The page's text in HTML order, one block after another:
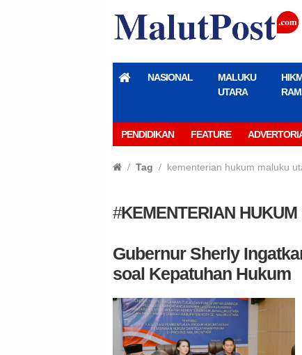
NASIONAL
MALUKU
UTARA
PENDIDIKAN FEATURE
Tag kementerian hukum maluku
#KEMENTERIAN
Gubernur Sherly
soal Kepatuhan Hukum